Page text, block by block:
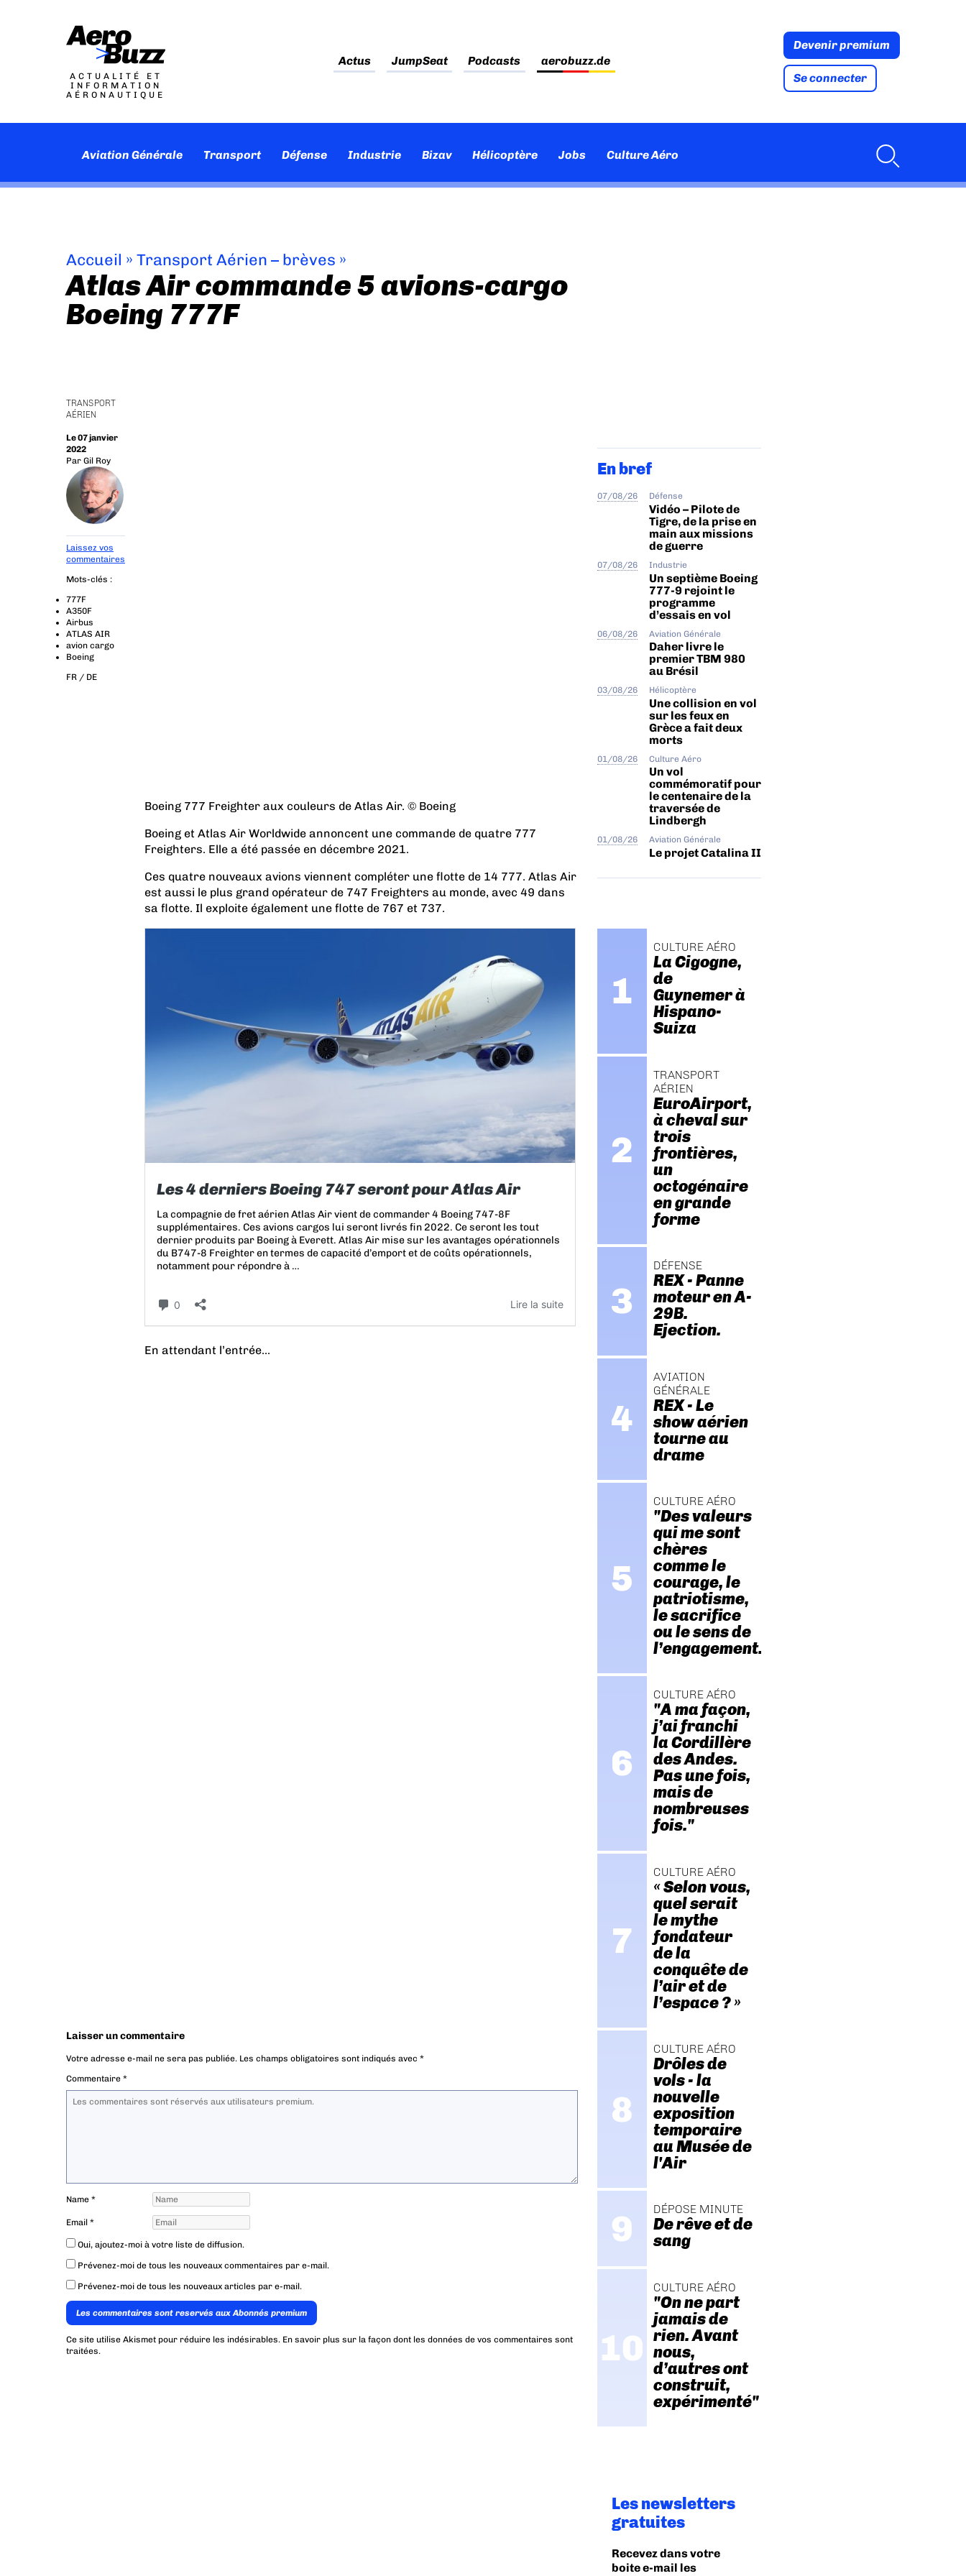
ACTUALITÉ ET
INFORMATION
AÉRONAUTIQUE
Actus JumpSeat Podcasts aerobuzz.de
Devenir premium
Se connecter
Aviation Générale Transport Défense Industrie Bizav Hélicoptère Jobs Culture Aéro
Accueil » Transport Aérien – brèves »
Atlas Air commande 5 avions-cargo
Boeing 777F
TRANSPORT
AÉRIEN
Le 07 janvier
2022
Par Gil Roy
Laissez vos
commentaires
Mots-clés :
777F
A350F
Airbus
ATLAS AIR
avion cargo
Boeing
FR / DE
Boeing 777 Freighter aux couleurs de Atlas Air. © Boeing
Boeing et Atlas Air Worldwide annoncent une commande de quatre 777
Freighters. Elle a été passée en décembre 2021.
Ces quatre nouveaux avions viennent compléter une flotte de 14 777. Atlas Air
est aussi le plus grand opérateur de 747 Freighters au monde, avec 49 dans
sa flotte. Il exploite également une flotte de 767 et 737.
En attendant l’entrée...
Laisser un commentaire
Votre adresse e-mail ne sera pas publiée. Les champs obligatoires sont indiqués avec *
Commentaire *
Name *
Email *
Oui, ajoutez-moi à votre liste de diffusion.
Prévenez-moi de tous les nouveaux commentaires par e-mail.
Prévenez-moi de tous les nouveaux articles par e-mail.
Les commentaires sont reservés aux Abonnés premium
Ce site utilise Akismet pour réduire les indésirables. En savoir plus sur la façon dont les données de vos commentaires sont
traitées.
En bref
07/08/26 Défense
Vidéo – Pilote de
Tigre, de la prise en
main aux missions
de guerre
07/08/26 Industrie
Un septième Boeing
777-9 rejoint le
programme
d’essais en vol
06/08/26 Aviation Générale
Daher livre le
premier TBM 980
au Brésil
03/08/26 Hélicoptère
Une collision en vol
sur les feux en
Grèce a fait deux
morts
01/08/26 Culture Aéro
Un vol
commémoratif pour
le centenaire de la
traversée de
Lindbergh
01/08/26 Aviation Générale
Le projet Catalina II
CULTURE AÉRO
La Cigogne,
de
Guynemer à
Hispano-
Suiza
TRANSPORT
AÉRIEN
EuroAirport,
à cheval sur
trois
frontières,
un
octogénaire
en grande
forme
DÉFENSE
REX - Panne
moteur en A-
29B.
Ejection.
AVIATION
GÉNÉRALE
REX - Le
show aérien
tourne au
drame
CULTURE AÉRO
"Des valeurs
qui me sont
chères
comme le
courage, le
patriotisme,
le sacrifice
ou le sens de
l’engagement."
CULTURE AÉRO
"A ma façon,
j’ai franchi
la Cordillère
des Andes.
Pas une fois,
mais de
nombreuses
fois."
CULTURE AÉRO
« Selon vous,
quel serait
le mythe
fondateur
de la
conquête de
l’air et de
l’espace ? »
CULTURE AÉRO
Drôles de
vols - la
nouvelle
exposition
temporaire
au Musée de
l'Air
DÉPOSE MINUTE
De rêve et de
sang
CULTURE AÉRO
"On ne part
jamais de
rien. Avant
nous,
d’autres ont
construit,
expérimenté"
Les newsletters
gratuites
Recevez dans votre
boite e-mail les